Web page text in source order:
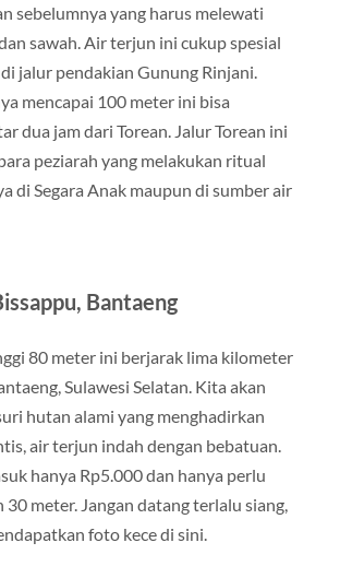
sebelumnya yang harus melewati
sawah. Air terjun ini cukup spesial
jalur pendakian Gunung Rinjani.
mencapai 100 meter ini bisa
dua jam dari Torean. Jalur Torean ini
peziarah yang melakukan ritual
di Segara Anak maupun di sumber air
Bantaeng
80 meter ini berjarak lima kilometer
Sulawesi Selatan. Kita akan
hutan alami yang menghadirkan
air terjun indah dengan bebatuan.
hanya Rp5.000 dan hanya perlu
30 meter. Jangan datang terlalu siang,
foto kece di sini.